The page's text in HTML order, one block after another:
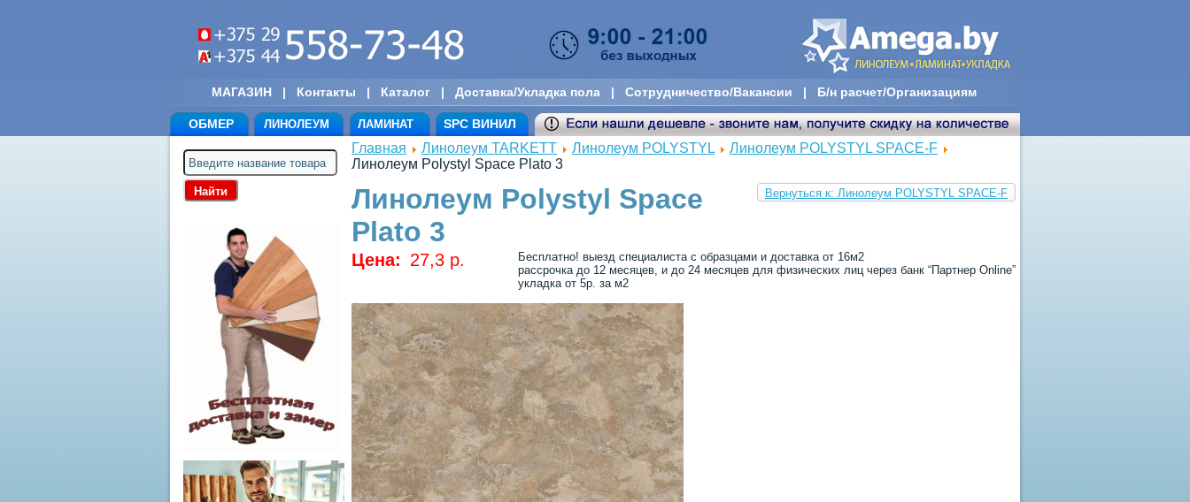
МАГАЗИН | Контакты | Каталог | Доставка/Укладка пола | Сотрудничество/Вакансии | Б/н расчет/Организациям
ОБМЕР ЛИНОЛЕУМ ЛАМИНАТ SPC ВИНИЛ
Главная Линолеум TARKETT Линолеум POLYSTYL
Линолеум POLYSTYL SPACE-F
Линолеум Polystyl Space Plato 3
Вернуться к: Линолеум POLYSTYL SPACE-F
Линолеум Polystyl Space
Plato 3
Бесплатно! выезд специалиста с образцами и доставка от 16м2
рассрочка до 12 месяцев, и до 24 месяцев для физических лиц через банк “Партнер Online”
укладка от 5р. за м2
Цена: 27,3 p.